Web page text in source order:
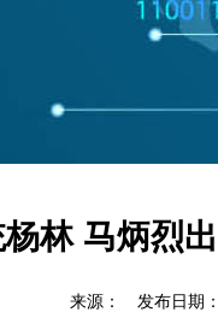
林 马炳烈
来源： 发布日期